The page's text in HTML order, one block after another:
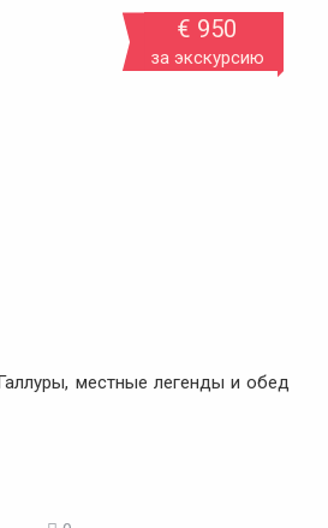
€ 950
за экскурсию
местные легенды и обед